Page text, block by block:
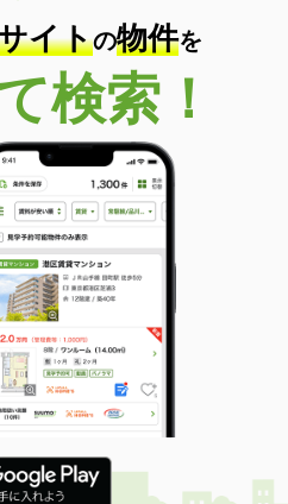
イトの物件を
検索！